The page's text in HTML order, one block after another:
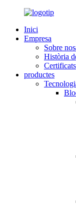
Inici
Empresa
Sobre
Història
Certificats
productes